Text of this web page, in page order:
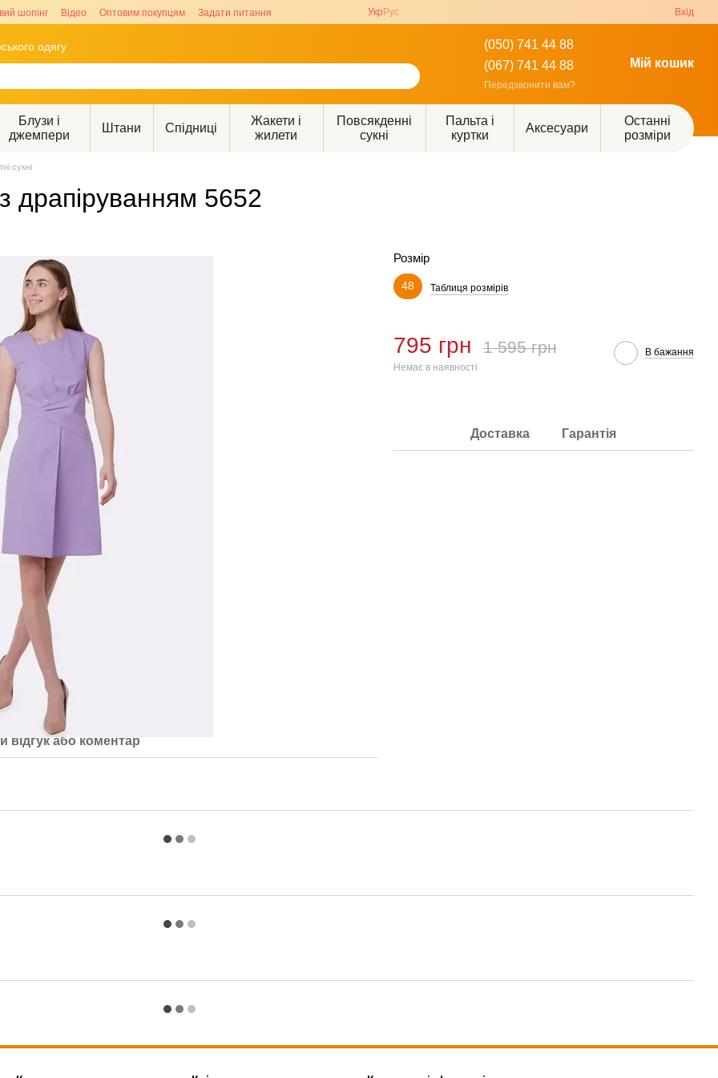
шопінг Відео Оптовим покупцям Задати питання Укр Рус Вхід
одягу
(050) 741 44 88
(067) 741 44 88
Передзвонити вам?
Мій кошик
Блузи і
джемпери
Штани Спідниці
Жакети і
жилети
Повсякденні
сукні
Пальта і
куртки
Аксесуари
Останні
розміри
сукні
драпіруванням 5652
відгук або коментар
Розмір
48 Таблиця розмірів
795 грн 1 595 грн
Немає в наявності
В бажання
Доставка Гарантія